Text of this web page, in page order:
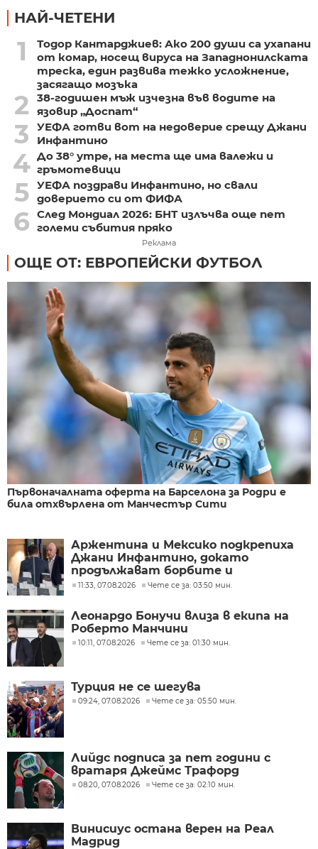
НАЙ-ЧЕТЕНИ
1
Тодор Кантарджиев: Ако 200 души са ухапани
от комар, носещ вируса на Западнонилската
треска, един развива тежко усложнение,
засягащо мозъка
2
38-годишен мъж изчезна във водите на
язовир „Доспат“
3
УЕФА готви вот на недоверие срещу Джани
Инфантино
4 До 38° утре, на места ще има валежи и
гръмотевици
5 УЕФА поздрави Инфантино, но свали
доверието си от ФИФА
6 След Мондиал 2026: БНТ излъчва още пет
големи събития пряко
Реклама
ОЩЕ ОТ: ЕВРОПЕЙСКИ ФУТБОЛ
Първоначалната оферта на Барселона за Родри е
била отхвърлена от Манчестър Сити
Аржентина и Мексико подкрепиха
Джани Инфантино, докато
продължават борбите и
разногласията във ФИФА
11:33, 07.08.2026 Чете се за: 03:50 мин.
Леонардо Бонучи влиза в екипа на
Роберто Манчини
10:11, 07.08.2026 Чете се за: 01:30 мин.
Турция не се шегува
09:24, 07.08.2026 Чете се за: 05:50 мин.
Лийдс подписа за пет години с
вратаря Джеймс Трафорд
08:20, 07.08.2026 Чете се за: 02:10 мин.
Винисиус остана верен на Реал
Мадрид